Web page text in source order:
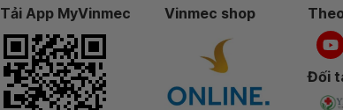
Tải App MyVinmec Vinmec shop
Đối